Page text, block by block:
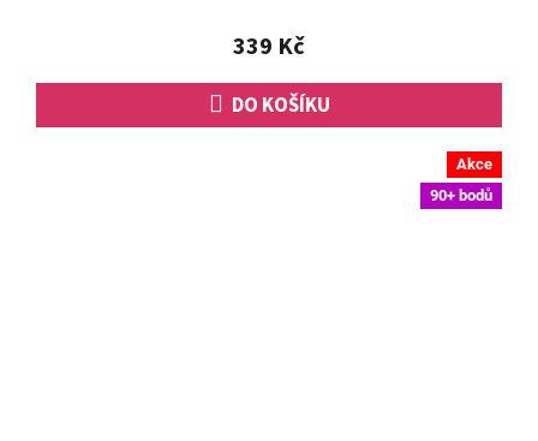
339 Kč
DO KOŠÍKU
Akce
90+ bodů